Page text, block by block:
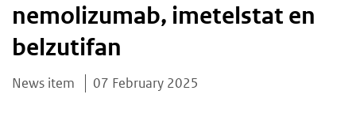
here:
nemolizumab, imetelstat en
belzutifan
News item 07 February 2025